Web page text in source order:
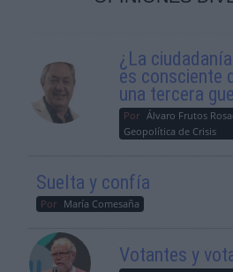
¿La
es consciente
una tercera
Por Álvaro Frutos
Geopolítica de Crisis
Suelta y confía
Por María Comesaña
Votantes y